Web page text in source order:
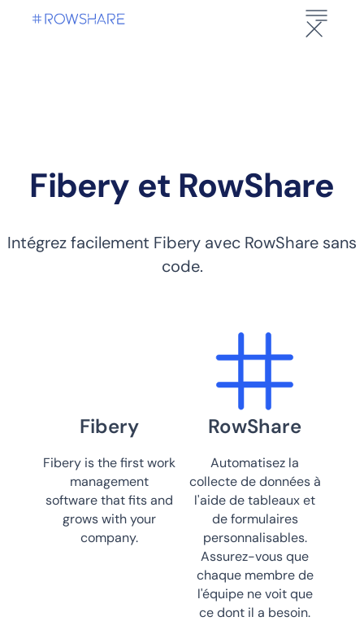
Fibery et RowShare
Intégrez facilement Fibery avec RowShare sans
code.
Fibery
Fibery is the first work
management
software that fits and
grows with your
company.
RowShare
Automatisez la
collecte de données à
l'aide de tableaux et
de formulaires
personnalisables.
Assurez-vous que
chaque membre de
l'équipe ne voit que
ce dont il a besoin.